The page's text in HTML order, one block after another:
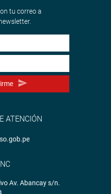
tu correo a
ATENCIÓN
Av. Abancay s/n.